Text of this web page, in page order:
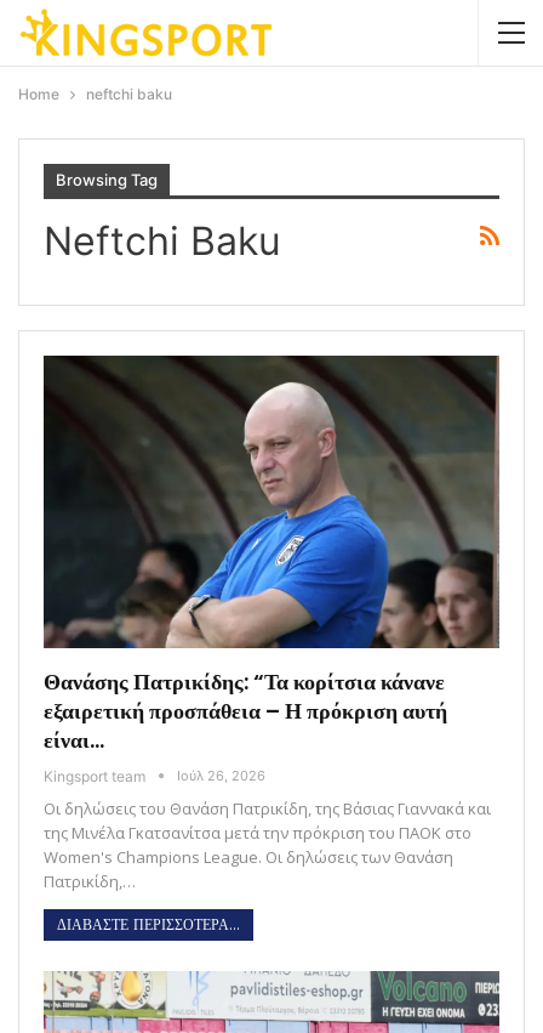
Home neftchi baku
Browsing Tag
Neftchi Baku
Θανάσης Πατρικίδης: “Τα κορίτσια κάνανε
εξαιρετική προσπάθεια – Η πρόκριση αυτή
είναι…
Kingsport team Ιούλ 26, 2026
Οι δηλώσεις του Θανάση Πατρικίδη, της Βάσιας Γιαννακά και
της Μινέλα Γκατσανίτσα μετά την πρόκριση του ΠΑΟΚ στο
Women's Champions League. Οι δηλώσεις των Θανάση
Πατρικίδη,…
ΔΙΑΒΑΣΤΕ ΠΕΡΙΣΣΟΤΕΡΑ...